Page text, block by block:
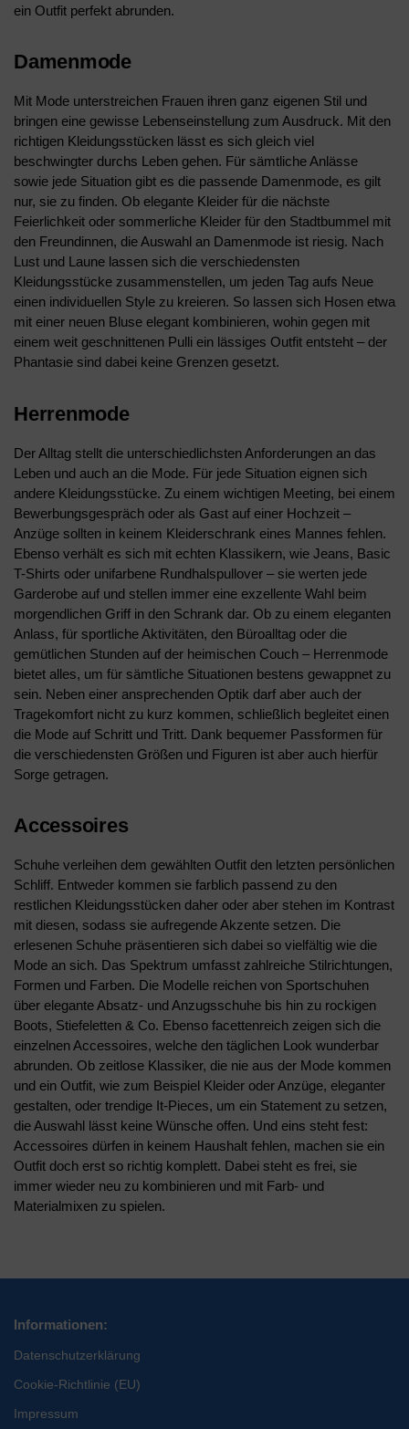
ein Outfit perfekt abrunden.
Damenmode
Mit Mode unterstreichen Frauen ihren ganz eigenen Stil und
bringen eine gewisse Lebenseinstellung zum Ausdruck. Mit den
richtigen Kleidungsstücken lässt es sich gleich viel
beschwingter durchs Leben gehen. Für sämtliche Anlässe
sowie jede Situation gibt es die passende Damenmode, es gilt
nur, sie zu finden. Ob elegante Kleider für die nächste
Feierlichkeit oder sommerliche Kleider für den Stadtbummel mit
den Freundinnen, die Auswahl an Damenmode ist riesig. Nach
Lust und Laune lassen sich die verschiedensten
Kleidungsstücke zusammenstellen, um jeden Tag aufs Neue
einen individuellen Style zu kreieren. So lassen sich Hosen etwa
mit einer neuen Bluse elegant kombinieren, wohin gegen mit
einem weit geschnittenen Pulli ein lässiges Outfit entsteht – der
Phantasie sind dabei keine Grenzen gesetzt.
Herrenmode
Der Alltag stellt die unterschiedlichsten Anforderungen an das
Leben und auch an die Mode. Für jede Situation eignen sich
andere Kleidungsstücke. Zu einem wichtigen Meeting, bei einem
Bewerbungsgespräch oder als Gast auf einer Hochzeit –
Anzüge sollten in keinem Kleiderschrank eines Mannes fehlen.
Ebenso verhält es sich mit echten Klassikern, wie Jeans, Basic
T-Shirts oder unifarbene Rundhalspullover – sie werten jede
Garderobe auf und stellen immer eine exzellente Wahl beim
morgendlichen Griff in den Schrank dar. Ob zu einem eleganten
Anlass, für sportliche Aktivitäten, den Büroalltag oder die
gemütlichen Stunden auf der heimischen Couch – Herrenmode
bietet alles, um für sämtliche Situationen bestens gewappnet zu
sein. Neben einer ansprechenden Optik darf aber auch der
Tragekomfort nicht zu kurz kommen, schließlich begleitet einen
die Mode auf Schritt und Tritt. Dank bequemer Passformen für
die verschiedensten Größen und Figuren ist aber auch hierfür
Sorge getragen.
Accessoires
Schuhe verleihen dem gewählten Outfit den letzten persönlichen
Schliff. Entweder kommen sie farblich passend zu den
restlichen Kleidungsstücken daher oder aber stehen im Kontrast
mit diesen, sodass sie aufregende Akzente setzen. Die
erlesenen Schuhe präsentieren sich dabei so vielfältig wie die
Mode an sich. Das Spektrum umfasst zahlreiche Stilrichtungen,
Formen und Farben. Die Modelle reichen von Sportschuhen
über elegante Absatz- und Anzugsschuhe bis hin zu rockigen
Boots, Stiefeletten & Co. Ebenso facettenreich zeigen sich die
einzelnen Accessoires, welche den täglichen Look wunderbar
abrunden. Ob zeitlose Klassiker, die nie aus der Mode kommen
und ein Outfit, wie zum Beispiel Kleider oder Anzüge, eleganter
gestalten, oder trendige It-Pieces, um ein Statement zu setzen,
die Auswahl lässt keine Wünsche offen. Und eins steht fest:
Accessoires dürfen in keinem Haushalt fehlen, machen sie ein
Outfit doch erst so richtig komplett. Dabei steht es frei, sie
immer wieder neu zu kombinieren und mit Farb- und
Materialmixen zu spielen.
Informationen:
Datenschutzerklärung
Cookie-Richtlinie (EU)
Impressum